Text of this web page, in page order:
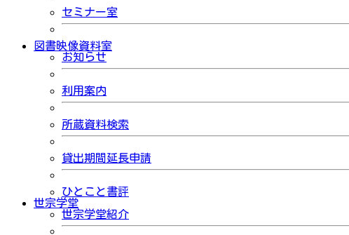
セミナー室
図書映像資料室
お知らせ
利用案内
所蔵資料検索
貸出期間延長申請
ひとこと書評
世宗学堂
世宗学堂紹介